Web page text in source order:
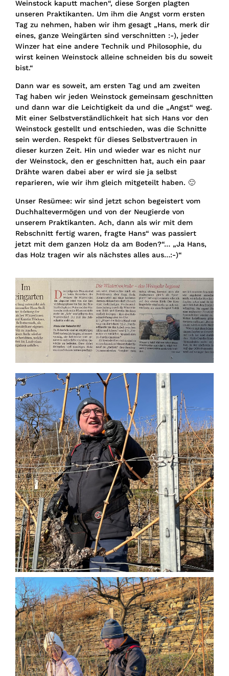
Weinstock kaputt machen“, diese Sorgen plagten
unseren Praktikanten. Um ihm die Angst vorm ersten
Tag zu nehmen, haben wir ihm gesagt „Hans, merk dir
eines, ganze Weingärten sind verschnitten :-), jeder
Winzer hat eine andere Technik und Philosophie, du
wirst keinen Weinstock alleine schneiden bis du soweit
bist.“
Dann war es soweit, am ersten Tag und am zweiten
Tag haben wir jeden Weinstock gemeinsam geschnitten
und dann war die Leichtigkeit da und die „Angst“ weg.
Mit einer Selbstverständlichkeit hat sich Hans vor den
Weinstock gestellt und entschieden, was die Schnitte
sein werden. Respekt für dieses Selbstvertrauen in
dieser kurzen Zeit. Hin und wieder war es nicht nur
der Weinstock, den er geschnitten hat, auch ein paar
Drähte waren dabei aber er wird sie ja selbst
reparieren, wie wir ihm gleich mitgeteilt haben. 🙂
Unser Resümee: wir sind jetzt schon begeistert vom
Duchhaltevermögen und von der Neugierde von
unserem Praktikanten. Ach, dann als wir mit dem
Rebschnitt fertig waren, fragte Hans“ was passiert
jetzt mit dem ganzen Holz da am Boden?“… „Ja Hans,
das Holz tragen wir als nächstes alles aus…:-)“